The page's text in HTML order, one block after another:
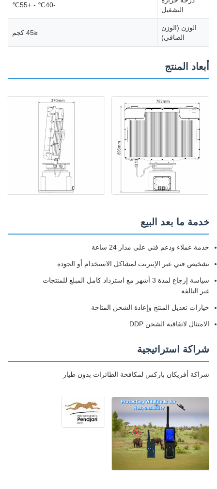
التشغيل
الوزن (الوزن
الصافي)
≤45 كجم
أبعاد المنتج
خدمة ما بعد البيع
خدمة عملاء ودعم فني على مدار 24 ساعة
تشخيص فني عبر الإنترنت لمشاكل الاستخدام أو الجودة
سياسة إرجاع لمدة 3 أشهر مع استرداد كامل المبلغ للمنتجات
غير التالفة
خيارات تعديل المنتج وإعادة الشحن المتاحة
الامتثال لاتفاقية الشحن DDP
شراكة استراتيجية
شراكة أفريكان باركس لمكافحة الطائرات بدون طيار